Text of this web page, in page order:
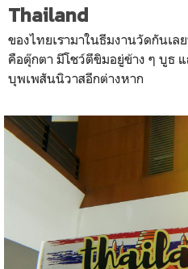
Thailand
ของไทยเรามาในธีมงานวัดกันเล
คือตุ๊กตา มีโชว์ตีขิมอยู่ข้าง ๆ บูธ
บุพเพสันนิวาสอีกต่างหาก